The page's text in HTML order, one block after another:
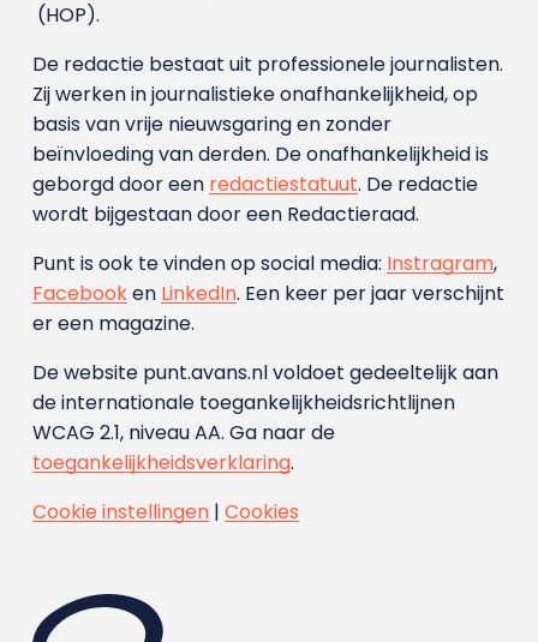
(HOP).
De redactie bestaat uit professionele journalisten.
Zij werken in journalistieke onafhankelijkheid, op
basis van vrije nieuwsgaring en zonder
beïnvloeding van derden. De onafhankelijkheid is
geborgd door een redactiestatuut. De redactie
wordt bijgestaan door een Redactieraad.
Punt is ook te vinden op social media: Instragram,
Facebooken LinkedIn. Een keer per jaar verschijnt
er een magazine.
De website punt.avans.nl voldoet gedeeltelijk aan
de internationale toegankelijkheidsrichtlijnen
WCAG 2.1, niveau AA. Ga naar de
toegankelijkheidsverklaring.
Cookie instellingen| Cookies